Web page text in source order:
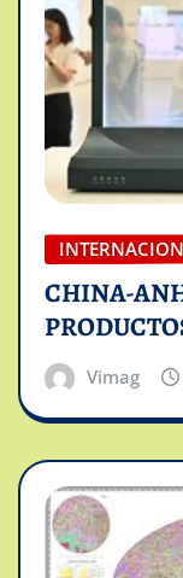
CHINA-
Vimag